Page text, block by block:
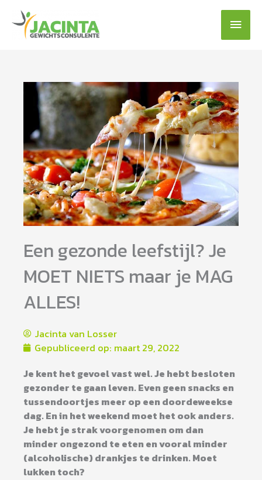
naar
Een gezonde leefstijl? Je
MOET NIETS maar je MAG
ALLES!
Jacinta van Losser
Gepubliceerd op: maart 29, 2022
Je kent het gevoel vast wel. Je hebt besloten
gezonder te gaan leven. Even geen snacks en
tussendoortjes meer op een doordeweekse
dag. En in het weekend moet het ook anders.
Je hebt je strak voorgenomen om dan
minder ongezond te eten en vooral minder
(alcoholische) drankjes te drinken. Moet
lukken toch?